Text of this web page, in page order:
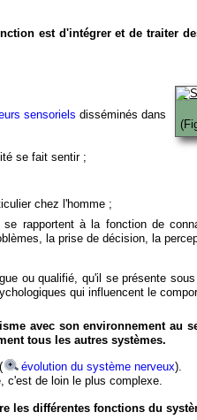
est d'intégrer et de traiter
sensoriels disséminés dans
se fait sentir ;
chez l'homme ;
rapportent à la fonction de
la prise de décision, la
ou qualifié, qu'il se présente
qui influencent le
avec son environnement au
tous les autres systèmes.
( évolution du système nerveux).
c'est de loin le plus complexe.
les différentes fonctions du